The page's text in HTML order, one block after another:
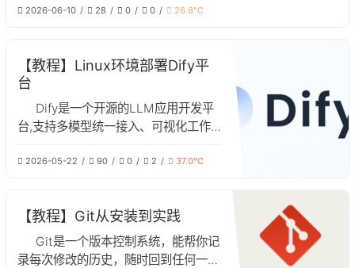
2026-06-10 28 0 0 26.8℃
【教程】Linux环境部署Dify平
台
Dify是一个开源的LLM应用开发平
台,支持多模型统一接入、可视化工作
Linux环境中部署Dify的教程文章
2026-05-22 90 0 2 37.0℃
【教程】Git从安装到实践
Git是一个版本控制系统，能帮你记
录每次修改的历史，随时回到任何一个